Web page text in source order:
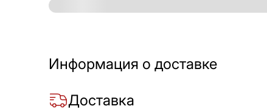
Информация о доставке
Доставка